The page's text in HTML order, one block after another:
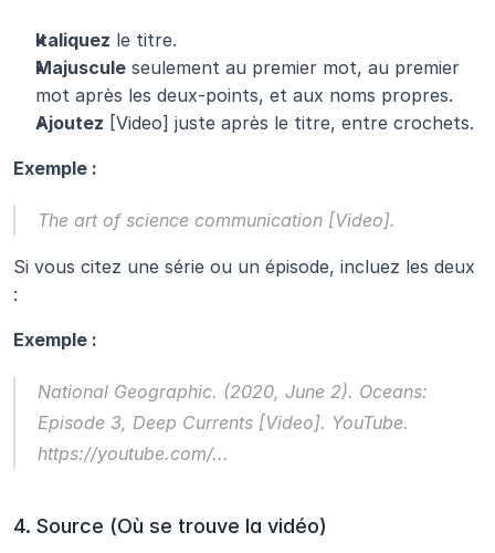
Italiquez le titre.
Majuscule seulement au premier mot, au premier
mot après les deux-points, et aux noms propres.
Ajoutez [Video] juste après le titre, entre crochets.
Exemple :
The art of science communication [Video].
Si vous citez une série ou un épisode, incluez les deux
:
Exemple :
National Geographic. (2020, June 2). Oceans:
Episode 3, Deep Currents [Video]. YouTube.
https://youtube.com/...
4. Source (Où se trouve la vidéo)